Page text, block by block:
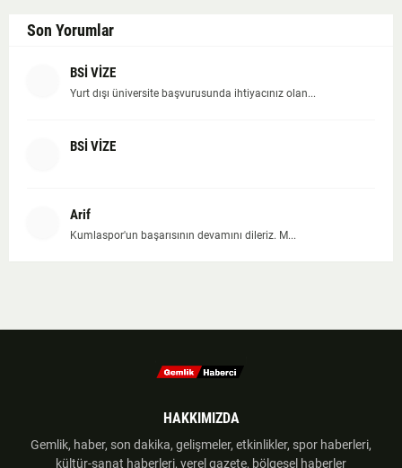
Son Yorumlar
BSİ VİZE
Yurt dışı üniversite başvurusunda ihtiyacınız olan...
BSİ VİZE
Arif
Kumlaspor'un başarısının devamını dileriz. M...
HAKKIMIZDA
Gemlik, haber, son dakika, gelişmeler, etkinlikler, spor haberleri,
kültür-sanat haberleri, yerel gazete, bölgesel haberler